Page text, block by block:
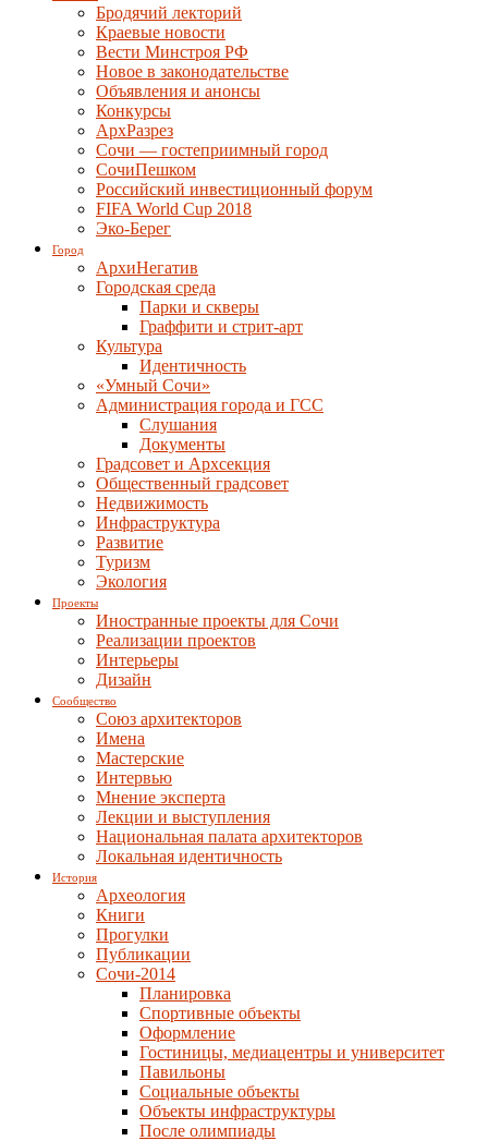
Бродячий лекторий
Краевые новости
Вести Минстроя РФ
Новое в законодательстве
Объявления и анонсы
Конкурсы
АрхРазрез
Сочи — гостеприимный город
СочиПешком
Российский инвестиционный форум
FIFA World Cup 2018
Эко-Берег
Город
АрхиНегатив
Городская среда
Парки и скверы
Граффити и стрит-арт
Культура
Идентичность
«Умный Сочи»
Администрация города и ГСС
Слушания
Документы
Градсовет и Архсекция
Общественный градсовет
Недвижимость
Инфраструктура
Развитие
Туризм
Экология
Проекты
Иностранные проекты для Сочи
Реализации проектов
Интерьеры
Дизайн
Сообщество
Союз архитекторов
Имена
Мастерские
Интервью
Мнение эксперта
Лекции и выступления
Национальная палата архитекторов
Локальная идентичность
История
Археология
Книги
Прогулки
Публикации
Сочи-2014
Планировка
Спортивные объекты
Оформление
Гостиницы, медиацентры и университет
Павильоны
Социальные объекты
Объекты инфраструктуры
После олимпиады